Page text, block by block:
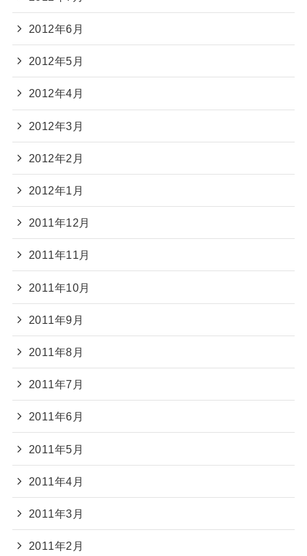
2012年6月
2012年5月
2012年4月
2012年3月
2012年2月
2012年1月
2011年12月
2011年11月
2011年10月
2011年9月
2011年8月
2011年7月
2011年6月
2011年5月
2011年4月
2011年3月
2011年2月